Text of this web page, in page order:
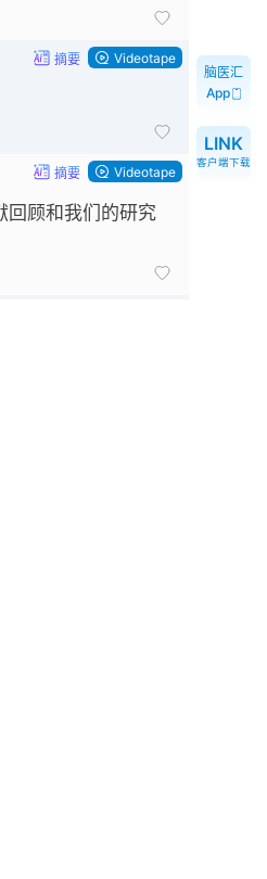
摘要 Videotape
回顾和我们的研究
摘要 Videotape
脑医汇
App
LINK
客户端下载